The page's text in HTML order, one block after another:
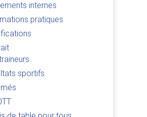
internes
pratiques
sportifs